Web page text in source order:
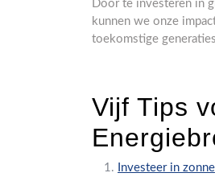
Door te investeren in
kunnen we onze
toekomstige
Vijf Tips
Investeer in